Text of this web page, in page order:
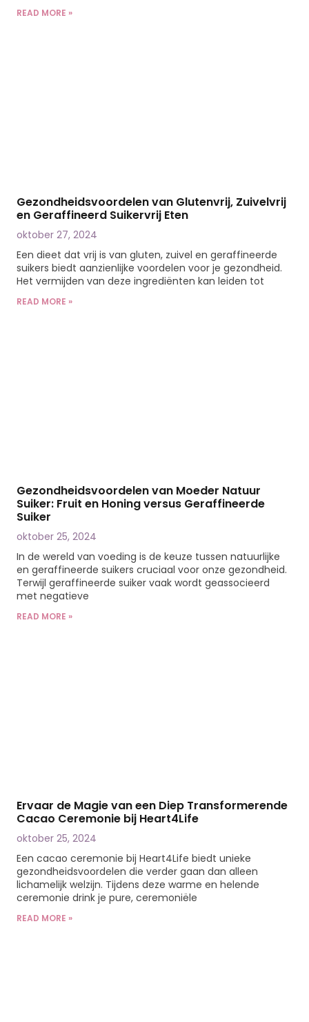
READ MORE »
Gezondheidsvoordelen van Glutenvrij, Zuivelvrij
en Geraffineerd Suikervrij Eten
oktober 27, 2024
Een dieet dat vrij is van gluten, zuivel en geraffineerde
suikers biedt aanzienlijke voordelen voor je gezondheid.
Het vermijden van deze ingrediënten kan leiden tot
READ MORE »
Gezondheidsvoordelen van Moeder Natuur
Suiker: Fruit en Honing versus Geraffineerde
Suiker
oktober 25, 2024
In de wereld van voeding is de keuze tussen natuurlijke
en geraffineerde suikers cruciaal voor onze gezondheid.
Terwijl geraffineerde suiker vaak wordt geassocieerd
met negatieve
READ MORE »
Ervaar de Magie van een Diep Transformerende
Cacao Ceremonie bij Heart4Life
oktober 25, 2024
Een cacao ceremonie bij Heart4Life biedt unieke
gezondheidsvoordelen die verder gaan dan alleen
lichamelijk welzijn. Tijdens deze warme en helende
ceremonie drink je pure, ceremoniële
READ MORE »